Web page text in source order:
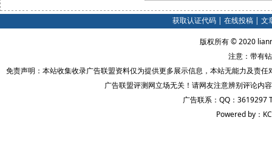
获取认证代码| 在线投稿| 文
版权所有 © 2020
注意：带有
免责声明：本站收集收录广告联盟资料仅为提供更多展示信息，本站无能力及责
广告联盟评测网立场无关！请网友注意辨别评论内
广告联系：QQ：3619297
Powered by：